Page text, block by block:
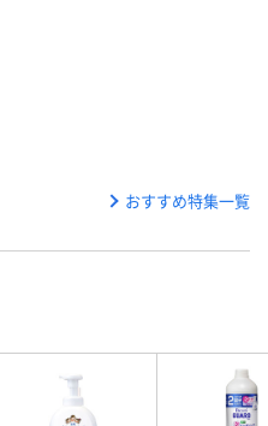
おすすめ特集一覧